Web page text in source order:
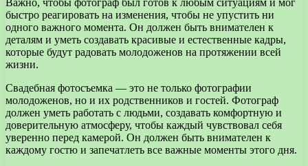
Важно, чтобы фотограф был готов к любым ситуациям и мог
быстро реагировать на изменения, чтобы не упустить ни
одного важного момента. Он должен быть внимателен к
деталям и уметь создавать красивые и естественные кадры,
которые будут радовать молодоженов на протяжении всей
жизни.
Свадебная фотосъемка — это не только фотографии
молодоженов, но и их родственников и гостей. Фотограф
должен уметь работать с людьми, создавать комфортную и
доверительную атмосферу, чтобы каждый чувствовал себя
уверенно перед камерой. Он должен быть внимателен к
каждому гостю и запечатлеть все важные моменты этого дня.